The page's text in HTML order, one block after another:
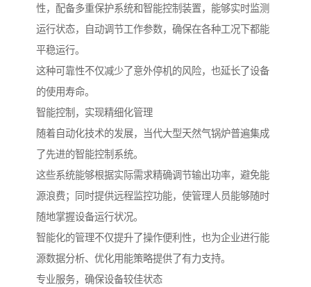
性，配备多重保护系统和智能控制装置，能够实时监测
运行状态，自动调节工作参数，确保在各种工况下都能
平稳运行。
这种可靠性不仅减少了意外停机的风险，也延长了设备
的使用寿命。
智能控制，实现精细化管理
随着自动化技术的发展，当代大型天然气锅炉普遍集成
了先进的智能控制系统。
这些系统能够根据实际需求精确调节输出功率，避免能
源浪费；同时提供远程监控功能，使管理人员能够随时
随地掌握设备运行状况。
智能化的管理不仅提升了操作便利性，也为企业进行能
源数据分析、优化用能策略提供了有力支持。
专业服务，确保设备较佳状态